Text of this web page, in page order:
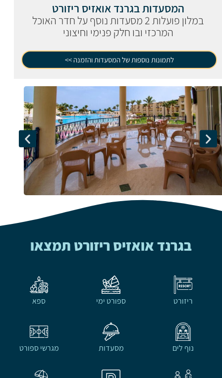
המסעדות בגרנד אואזיס ריזורט
במלון פועלות 2 מסעדות נוסף על חדר האוכל
המרכזי ובו חלק פנימי וחיצוני
לתמונות נוספות של המסעדות והזמנה >>
בגרנד אואזיס ריזורט תמצאו
ריזורט ספורט ימי ספא
נוף לים מסעדות מגרשי ספורט